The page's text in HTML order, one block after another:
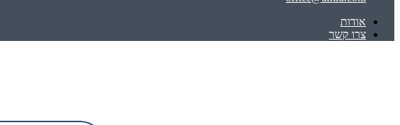
אודות
צרו קשר